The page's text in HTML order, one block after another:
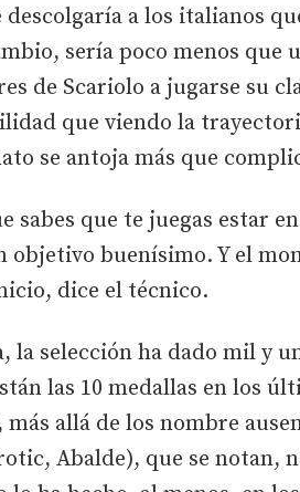
a los italianos
sería poco menos que
de Scariolo a jugarse su
que viendo la
se antoja más que
sabes que te juegas estar
objetivo buenísimo. Y el
dice el técnico.
la selección ha dado mil y
las 10 medallas en los
allá de los nombre
Abalde), que se notan,